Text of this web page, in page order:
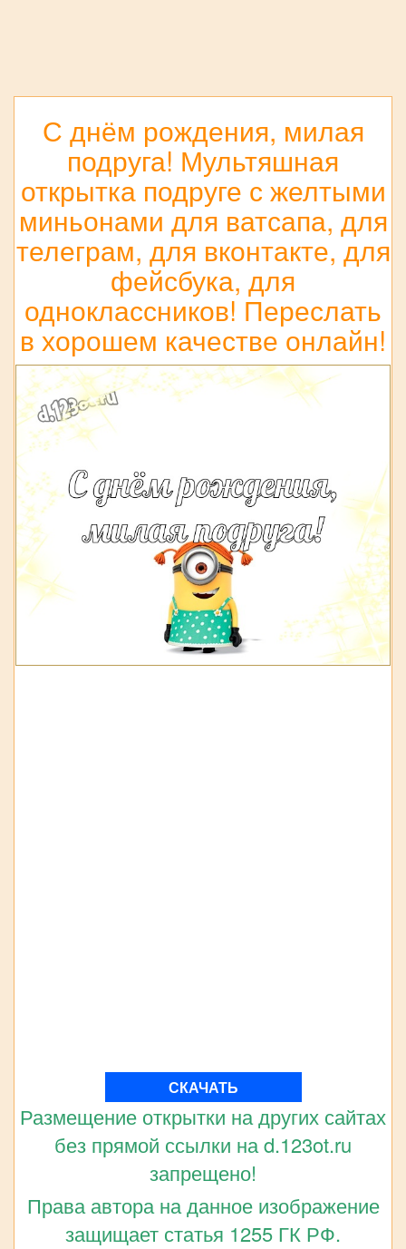
С днём рождения, милая
подруга! Мультяшная
открытка подруге с желтыми
миньонами для ватсапа, для
телеграм, для вконтакте, для
фейсбука, для
одноклассников! Переслать
в хорошем качестве онлайн!
СКАЧАТЬ
Размещение открытки на других сайтах
без прямой ссылки на d.123ot.ru
запрещено!
Права автора на данное изображение
защищает статья 1255 ГК РФ.